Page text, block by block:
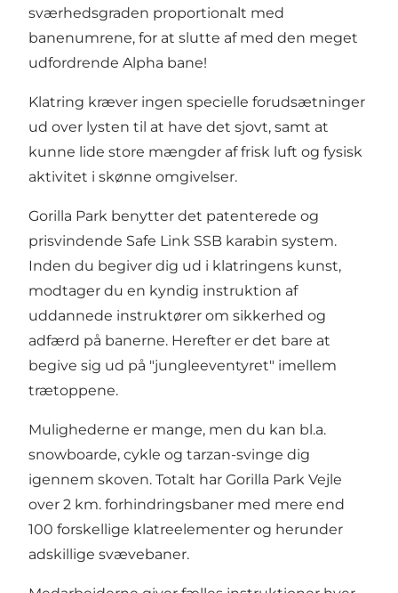
sværhedsgraden proportionalt med
banenumrene, for at slutte af med den meget
udfordrende Alpha bane!
Klatring kræver ingen specielle forudsætninger
ud over lysten til at have det sjovt, samt at
kunne lide store mængder af frisk luft og fysisk
aktivitet i skønne omgivelser.
Gorilla Park benytter det patenterede og
prisvindende Safe Link SSB karabin system.
Inden du begiver dig ud i klatringens kunst,
modtager du en kyndig instruktion af
uddannede instruktører om sikkerhed og
adfærd på banerne. Herefter er det bare at
begive sig ud på "jungleeventyret" imellem
trætoppene.
Mulighederne er mange, men du kan bl.a.
snowboarde, cykle og tarzan-svinge dig
igennem skoven. Totalt har Gorilla Park Vejle
over 2 km. forhindringsbaner med mere end
100 forskellige klatreelementer og herunder
adskillige svævebaner.